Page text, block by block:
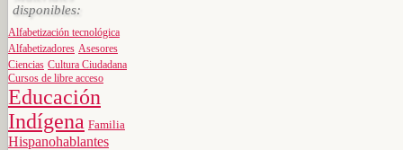
disponibles:
Alfabetización tecnológica
Alfabetizadores Asesores
Ciencias Cultura Ciudadana
Cursos de libre acceso
Educación
Indígena Familia
Hispanohablantes